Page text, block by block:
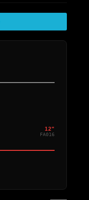
12"
FA016